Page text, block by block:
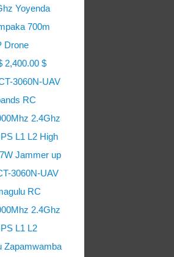
Yoyenda
700m
Drone
2,400.00 $
3060N-UAV
RC
2.4Ghz
L1 L2 High
Jammer up
3060N-UAV
RC
2.4Ghz
L1 L2
Zapamwamba